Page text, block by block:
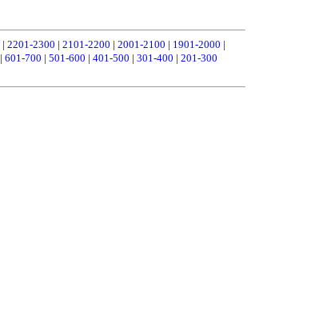
| 2201-2300 | 2101-2200 | 2001-2100 | 1901-2000 |
| 601-700 | 501-600 | 401-500 | 301-400 | 201-300